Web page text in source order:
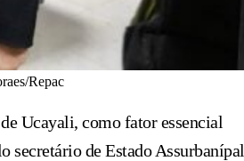
Repac
Ucayali, como fator essencial
secretário de Estado Assurbanípal